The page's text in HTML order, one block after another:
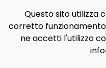
Questo sito utilizza
corretto
ne accetti l'utilizzo